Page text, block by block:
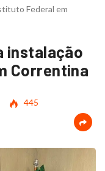
Federal em
instalação
Correntina
445